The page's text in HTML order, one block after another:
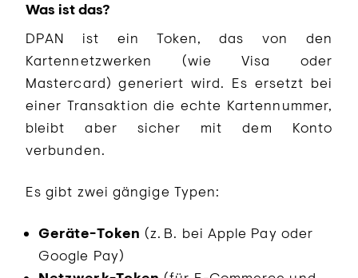
Was ist das?
DPAN ist ein Token, das von den
Kartennetzwerken (wie Visa oder
Mastercard) generiert wird. Es ersetzt bei
einer Transaktion die echte Kartennummer,
bleibt aber sicher mit dem Konto
verbunden.
Es gibt zwei gängige Typen:
Geräte-Token (z. B. bei Apple Pay oder
Google Pay)